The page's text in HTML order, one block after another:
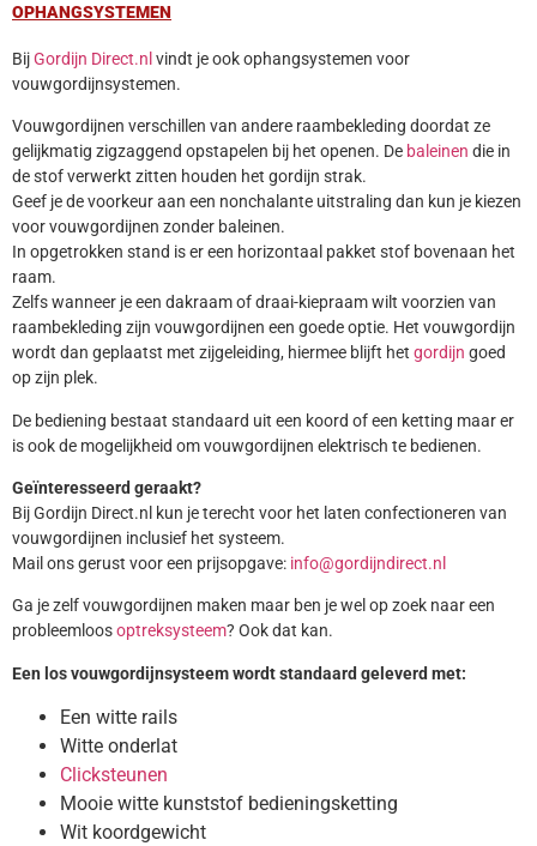
OPHANGSYSTEMEN
BijGordijn Direct.nl vindt je ook ophangsystemen voor
vouwgordijnsystemen.
Vouwgordijnen verschillen van andere raambekleding doordat ze
gelijkmatig zigzaggend opstapelen bij het openen. De baleinen die in
de stof verwerkt zitten houden het gordijn strak.
Geef je de voorkeur aan een nonchalante uitstraling dan kun je kiezen
voor vouwgordijnen zonder baleinen.
In opgetrokken stand is er een horizontaal pakket stof bovenaan het
raam.
Zelfs wanneer je een dakraam of draai-kiepraam wilt voorzien van
raambekleding zijn vouwgordijnen een goede optie. Het vouwgordijn
wordt dan geplaatst met zijgeleiding, hiermee blijft het gordijn goed
op zijn plek.
De bediening bestaat standaard uit een koord of een ketting maar er
is ook de mogelijkheid om vouwgordijnen elektrisch te bedienen.
Geïnteresseerd geraakt?
Bij Gordijn Direct.nl kun je terecht voor het laten confectioneren van
vouwgordijnen inclusief het systeem.
Mail ons gerust voor een prijsopgave: info@gordijndirect.nl
Ga je zelf vouwgordijnen maken maar ben je wel op zoek naar een
probleemloosoptreksysteem? Ook dat kan.
Een los vouwgordijnsysteem wordt standaard geleverd met:
Een witte rails
Witte onderlat
Clicksteunen
Mooie witte kunststof bedieningsketting
Wit koordgewicht